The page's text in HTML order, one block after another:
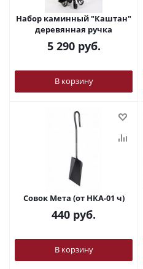
Набор каминный "Каштан"
деревянная ручка
5 290руб.
В корзину
Совок Мета (от НКА-01 ч)
440 руб.
В корзину